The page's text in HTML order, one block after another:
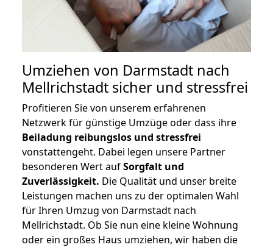
Umziehen von Darmstadt nach
Mellrichstadt sicher und stressfrei
Profitieren Sie von unserem erfahrenen
Netzwerk für günstige Umzüge oder dass ihre
Beiladung reibungslos und stressfrei
vonstattengeht. Dabei legen unsere Partner
besonderen Wert aufSorgfalt und
Zuverlässigkeit. Die Qualität und unser breite
Leistungen machen uns zu der optimalen Wahl
für Ihren Umzug von Darmstadt nach
Mellrichstadt. Ob Sie nun eine kleine Wohnung
oder ein großes Haus umziehen, wir haben die